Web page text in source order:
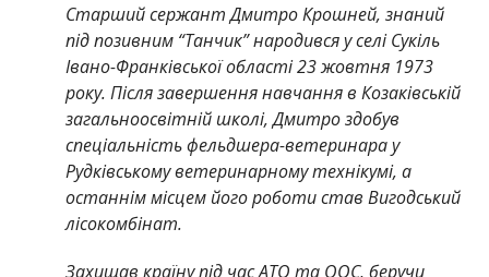
Старший сержант Дмитро Крошней, знаний
під позивним “Танчик” народився у селі Сукіль
Івано-Франківської області 23 жовтня 1973
року. Після завершення навчання в Козаківській
загальноосвітній школі, Дмитро здобув
спеціальність фельдшера-ветеринара у
Рудківському ветеринарному технікумі, а
останнім місцем його роботи став Вигодський
лісокомбінат.
Захищав країну під час АТО та ООС, беручи